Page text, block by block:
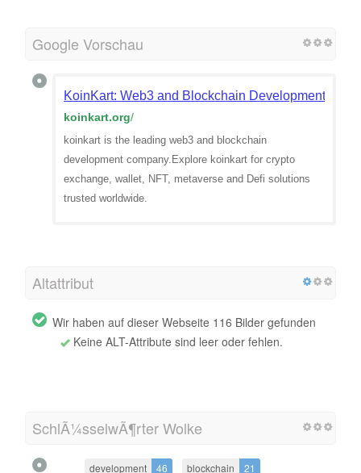
Google Vorschau
KoinKart: Web3 and Blockchain Development
koinkart.org/
koinkart is the leading web3 and blockchain
development company.Explore koinkart for crypto
exchange, wallet, NFT, metaverse and Defi solutions
trusted worldwide.
Altattribut
Wir haben auf dieser Webseite 116 Bilder gefunden
Keine ALT-Attribute sind leer oder fehlen.
SchlÃ¼sselwÃ¶rter Wolke
development 46 blockchain 21